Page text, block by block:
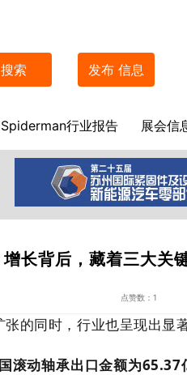
搜索 发布 信息
Spiderman行业报告 展会信
长背后，藏着三大关
点赞数：1
的同时，行业也呈现出显
滚动轴承出口金额为65.37